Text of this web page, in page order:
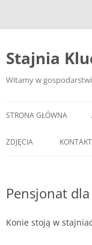
Przejdź
Stajnia
Witamy w
STRONA GŁÓWNA
ZDJĘCIA KONTAKT
Pensjonat
Konie stoją w